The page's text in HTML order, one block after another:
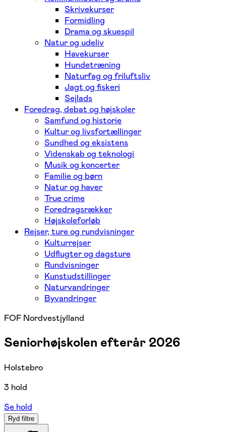
Skrivekurser
Formidling
Drama og skuespil
Natur og udeliv
Havekurser
Hundetræning
Naturfag og friluftsliv
Jagt og fiskeri
Sejlads
Foredrag, debat og højskoler
Samfund og historie
Kultur og livsfortællinger
Sundhed og eksistens
Videnskab og teknologi
Musik og koncerter
Familie og børn
Natur og haver
True crime
Foredragsrækker
Højskoleforløb
Rejser, ture og rundvisninger
Kulturrejser
Udflugter og dagsture
Rundvisninger
Kunstudstillinger
Naturvandringer
Byvandringer
FOF Nordvestjylland
Seniorhøjskolen efterår 2026
Holstebro
3 hold
Se hold
Ryd filtre